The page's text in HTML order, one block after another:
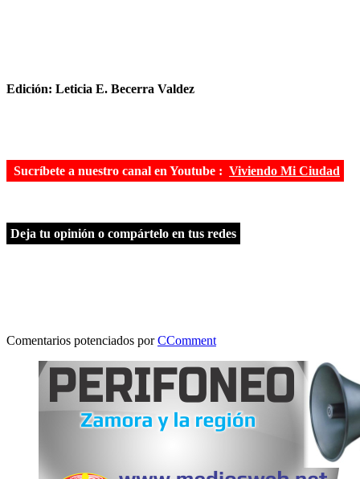
Edición: Leticia E. Becerra Valdez
Sucríbete a nuestro canal en Youtube : Viviendo Mi Ciudad
Deja tu opinión o compártelo en tus redes
Comentarios potenciados porCComment